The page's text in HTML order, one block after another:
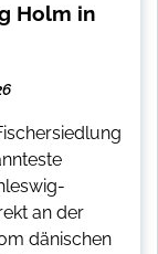
Holm in
an der
dänischen